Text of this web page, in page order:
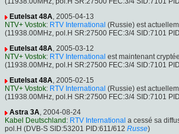
Eutelsat 48A, 2005-04-13
NTV+ Vostok: RTV International (Russie) est
(11938.00MHz, pol.H SR:27500 FEC:3/4 SID:7101
Eutelsat 48A, 2005-03-12
NTV+ Vostok: RTV International est maintenant
(11938.00MHz, pol.H SR:27500 FEC:3/4 SID:7101
Eutelsat 48A, 2005-02-15
NTV+ Vostok: RTV International (Russie) est
(11938.00MHz, pol.H SR:27500 FEC:3/4 SID:7101
Astra 3A, 2004-08-24
Kabel Deutschland : RTV International a cessé sa
pol.H (DVB-S SID:53201 PID:611/612 Russe)